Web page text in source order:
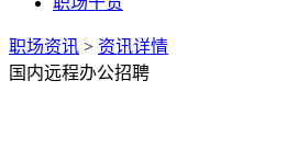
职场资讯 > 资讯详情
国内远程办公招聘